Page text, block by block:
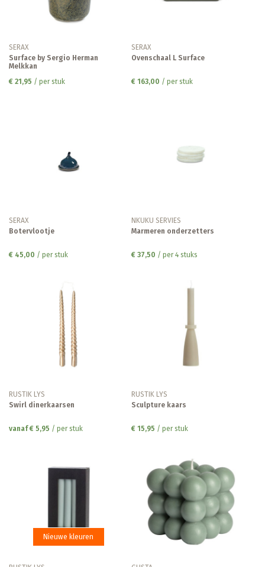
SERAX
Surface by Sergio Herman
Melkkan
€ 21,95 / per stuk
SERAX
Ovenschaal L Surface
€ 163,00 / per stuk
SERAX
Botervlootje
€ 45,00 / per stuk
NKUKU SERVIES
Marmeren onderzetters
€ 37,50 / per 4 stuks
RUSTIK LYS
Swirl dinerkaarsen
vanaf € 5,95 / per stuk
RUSTIK LYS
Sculpture kaars
€ 15,95 / per stuk
Nieuwe kleuren